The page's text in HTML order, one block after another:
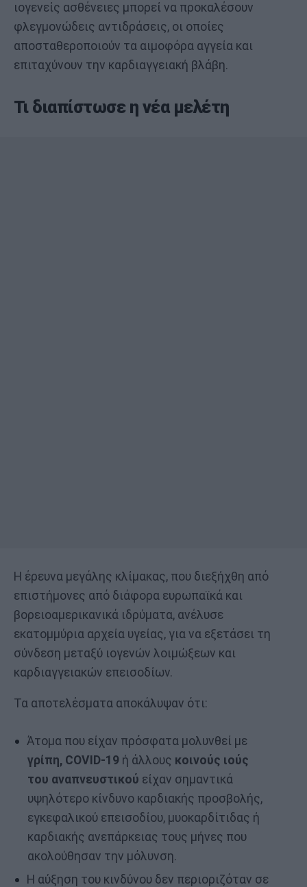
ιογενείς ασθένειες μπορεί να προκαλέσουν
φλεγμονώδεις αντιδράσεις, οι οποίες
αποσταθεροποιούν τα αιμοφόρα αγγεία και
επιταχύνουν την καρδιαγγειακή βλάβη.
Τι διαπίστωσε η νέα μελέτη
Η έρευνα μεγάλης κλίμακας, που διεξήχθη από
επιστήμονες από διάφορα ευρωπαϊκά και
βορειοαμερικανικά ιδρύματα, ανέλυσε
εκατομμύρια αρχεία υγείας, για να εξετάσει τη
σύνδεση μεταξύ ιογενών λοιμώξεων και
καρδιαγγειακών επεισοδίων.
Τα αποτελέσματα αποκάλυψαν ότι:
Άτομα που είχαν πρόσφατα μολυνθεί με
γρίπη, COVID-19ή άλλους κοινούς ιούς
του αναπνευστικού είχαν σημαντικά
υψηλότερο κίνδυνο καρδιακής προσβολής,
εγκεφαλικού επεισοδίου, μυοκαρδίτιδας ή
καρδιακής ανεπάρκειας τους μήνες που
ακολούθησαν την μόλυνση.
Η αύξηση του κινδύνου δεν περιοριζόταν σε